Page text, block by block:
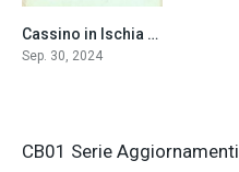
4.4Cassino in Ischia (2024)
Sep. 30, 2024
CB01 Serie Aggiornamenti